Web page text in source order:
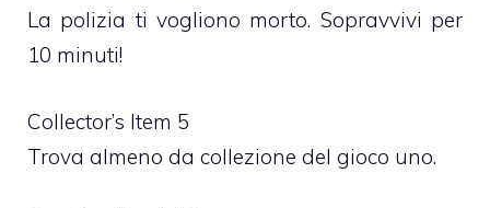
La polizia ti vogliono morto. Sopravvivi per
10 minuti!
Collector’s Item 5
Trova almeno da collezione del gioco uno.